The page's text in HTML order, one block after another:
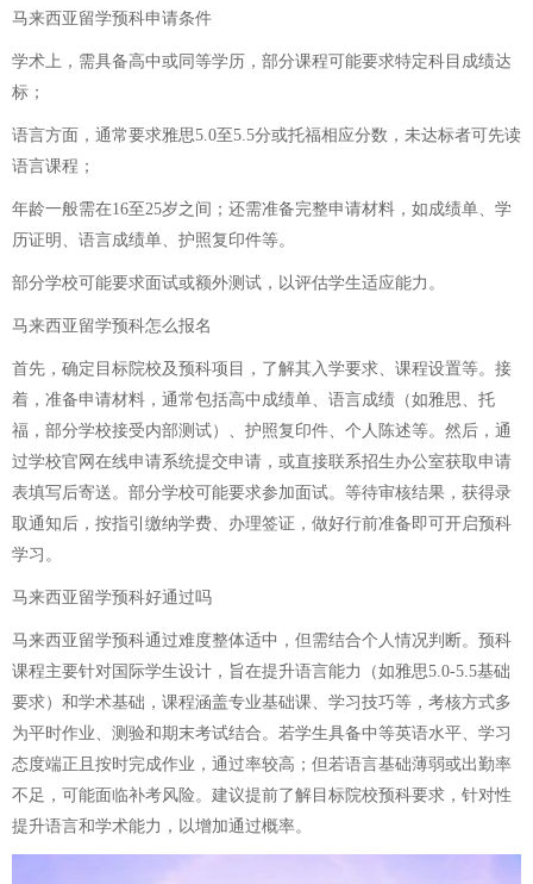
马来西亚留学预科申请条件
学术上，需具备高中或同等学历，部分课程可能要求特定科目成绩达
标；
语言方面，通常要求雅思5.0至5.5分或托福相应分数，未达标者可先读
语言课程；
年龄一般需在16至25岁之间；还需准备完整申请材料，如成绩单、学
历证明、语言成绩单、护照复印件等。
部分学校可能要求面试或额外测试，以评估学生适应能力。
马来西亚留学预科怎么报名
首先，确定目标院校及预科项目，了解其入学要求、课程设置等。接
着，准备申请材料，通常包括高中成绩单、语言成绩（如雅思、托
福，部分学校接受内部测试）、护照复印件、个人陈述等。然后，通
过学校官网在线申请系统提交申请，或直接联系招生办公室获取申请
表填写后寄送。部分学校可能要求参加面试。等待审核结果，获得录
取通知后，按指引缴纳学费、办理签证，做好行前准备即可开启预科
学习。
马来西亚留学预科好通过吗
马来西亚留学预科通过难度整体适中，但需结合个人情况判断。预科
课程主要针对国际学生设计，旨在提升语言能力（如雅思5.0-5.5基础
要求）和学术基础，课程涵盖专业基础课、学习技巧等，考核方式多
为平时作业、测验和期末考试结合。若学生具备中等英语水平、学习
态度端正且按时完成作业，通过率较高；但若语言基础薄弱或出勤率
不足，可能面临补考风险。建议提前了解目标院校预科要求，针对性
提升语言和学术能力，以增加通过概率。